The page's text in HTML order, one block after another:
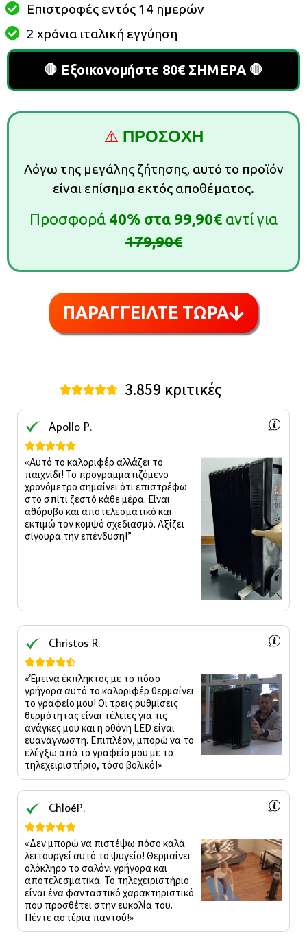
Επιστροφές εντός 14 ημερών
2 χρόνια ιταλική εγγύηση
🛑 Εξοικονομήστε 80€ ΣΗΜΕΡΑ 🛑
⚠️ ΠΡΟΣΟΧΗ
Λόγω της μεγάλης ζήτησης, αυτό το προϊόν
είναι επίσημα εκτός αποθέματος.
Προσφορά 40% στα 99,90€ αντί για
179,90€
ΠΑΡΑΓΓΕΙΛΤΕ ΤΩΡΑ
 3.859 κριτικές
Apollo P.

«Αυτό το καλοριφέρ αλλάζει το
παιχνίδι! Το προγραμματιζόμενο
χρονόμετρο σημαίνει ότι επιστρέφω
στο σπίτι ζεστό κάθε μέρα. Είναι
αθόρυβο και αποτελεσματικό και
εκτιμώ τον κομψό σχεδιασμό. Αξίζει
σίγουρα την επένδυση!”
Christos R.

«Έμεινα έκπληκτος με το πόσο
γρήγορα αυτό το καλοριφέρ θερμαίνει
το γραφείο μου! Οι τρεις ρυθμίσεις
θερμότητας είναι τέλειες για τις
ανάγκες μου και η οθόνη LED είναι
ευανάγνωστη. Επιπλέον, μπορώ να το
ελέγξω από το γραφείο μου με το
τηλεχειριστήριο, τόσο βολικό!»
ChloéP.

«Δεν μπορώ να πιστέψω πόσο καλά
λειτουργεί αυτό το ψυγείο! Θερμαίνει
ολόκληρο το σαλόνι γρήγορα και
αποτελεσματικά. Το τηλεχειριστήριο
είναι ένα φανταστικό χαρακτηριστικό
που προσθέτει στην ευκολία του.
Πέντε αστέρια παντού!»